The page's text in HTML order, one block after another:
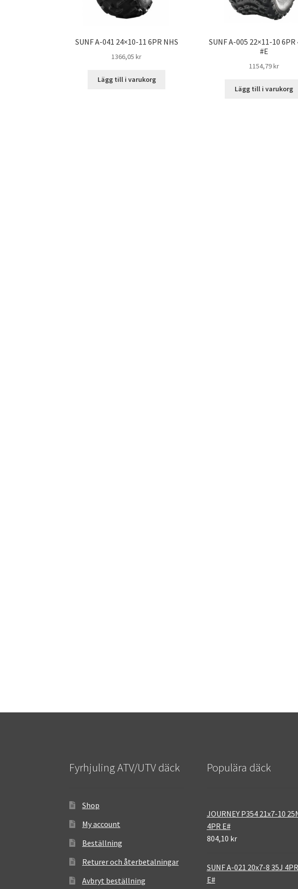
SUNF A-041 24×10-11 6PR NHS
1366,05 kr
Lägg till i varukorg
SUNF A-005 22×11-10 6PR
#E
1154,79 kr
Lägg till i varukorg
Fyrhjuling ATV/UTV däck
Shop
My account
Beställning
Returer och återbetalningar
Avbryt beställning
Populära däck
JOURNEY P354 21x7-10
4PR E#
804,10 kr
SUNF A-021 20x7-8 35J 4PR
E#